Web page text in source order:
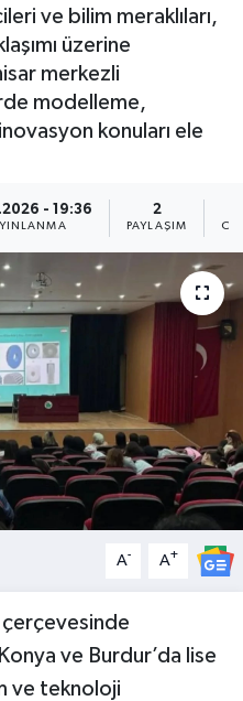
ve bilim meraklıları,
üzerine
merkezli
modelleme,
konuları ele
- 19:36 2
PAYLAŞIM
A- A+
çerçevesinde
ve Burdur’da lise
ve teknoloji